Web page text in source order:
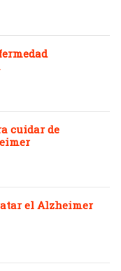
cuidar de
el Alzheimer